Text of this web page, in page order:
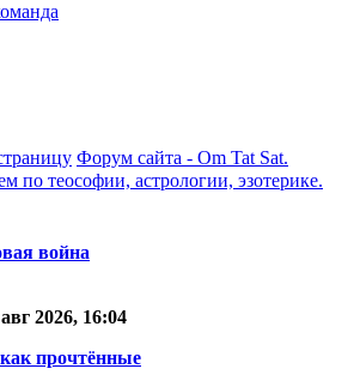
Форум сайта - Om Tat Sat.
по теософии, астрологии, эзотерике.
война
2026, 16:04
прочтённые